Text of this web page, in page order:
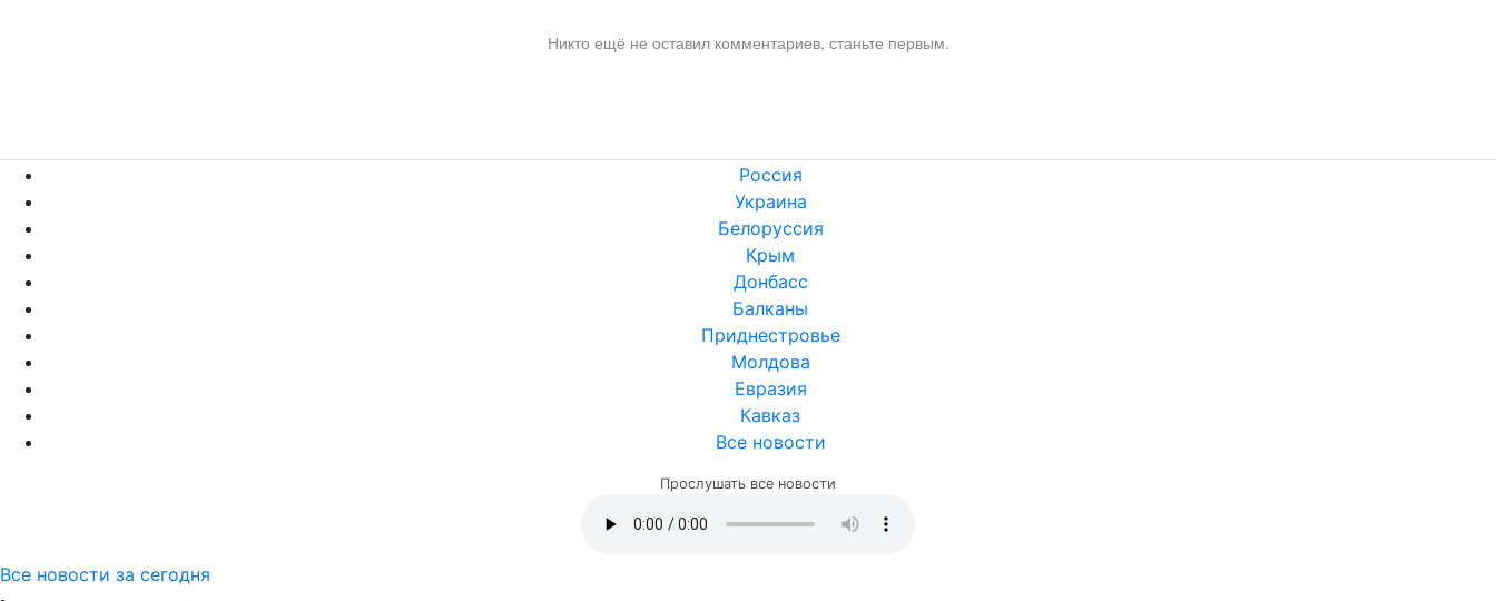
Никто ещё не оставил комментариев, станьте первым.
Россия
Украина
Белоруссия
Крым
Донбасс
Балканы
Приднестровье
Молдова
Евразия
Кавказ
Все новости
Прослушать все новости
Все новости за сегодня